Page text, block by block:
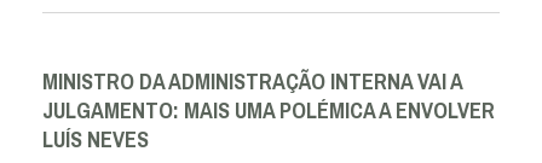
MINISTRO DA ADMINISTRAÇÃO INTERNA VAI A
JULGAMENTO: MAIS UMA POLÉMICA A ENVOLVER
LUÍS NEVES